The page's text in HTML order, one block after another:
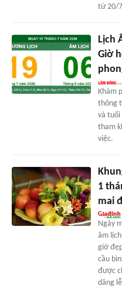
từ 20/
Lịch
Giờ
Khám
thông
và tuổi
tham
việc.
1
mai
Ngày
âm
giờ
cầu
được
dâng